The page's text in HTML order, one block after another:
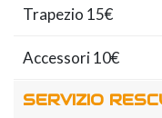
Trapezio 15€
Accessori 10€
SERVIZIO